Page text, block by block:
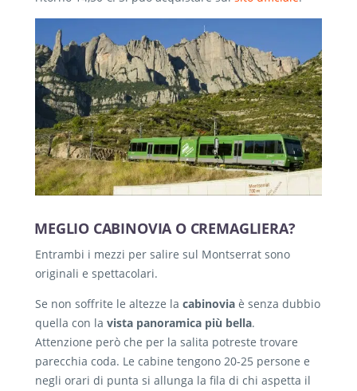
MEGLIO CABINOVIA O CREMAGLIERA?
Entrambi i mezzi per salire sul Montserrat sono
originali e spettacolari.
Se non soffrite le altezze la cabinovia è senza dubbio
quella con la vista panoramica più bella.
Attenzione però che per la salita potreste trovare
parecchia coda. Le cabine tengono 20-25 persone e
negli orari di punta si allunga la fila di chi aspetta il